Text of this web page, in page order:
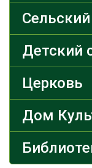
Детский
Церковь
Дом